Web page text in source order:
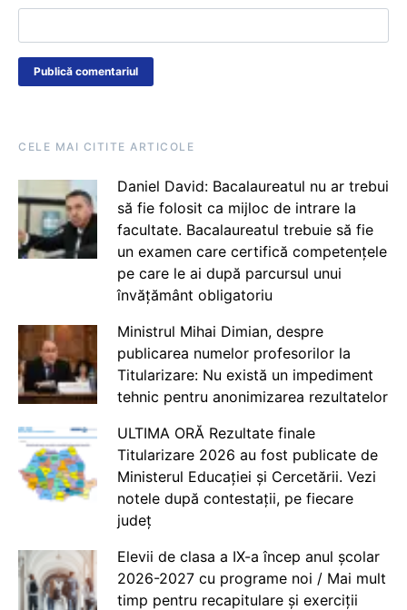
CELE MAI CITITE ARTICOLE
Daniel David: Bacalaureatul nu ar trebui
să fie folosit ca mijloc de intrare la
facultate. Bacalaureatul trebuie să fie
un examen care certifică competențele
pe care le ai după parcursul unui
învățământ obligatoriu
Ministrul Mihai Dimian, despre
publicarea numelor profesorilor la
Titularizare: Nu există un impediment
tehnic pentru anonimizarea rezultatelor
ULTIMA ORĂ Rezultate finale
Titularizare 2026 au fost publicate de
Ministerul Educației și Cercetării. Vezi
notele după contestații, pe fiecare
județ
Elevii de clasa a IX-a încep anul școlar
2026-2027 cu programe noi / Mai mult
timp pentru recapitulare și exerciții